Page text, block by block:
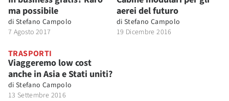
ma possibile
di Stefano Campolo
7 Agosto 2017
aerei del futuro
di Stefano Campolo
19 Dicembre 2016
TRASPORTI
Viaggeremo low cost
anche in Asia e Stati uniti?
di Stefano Campolo
13 Settembre 2016